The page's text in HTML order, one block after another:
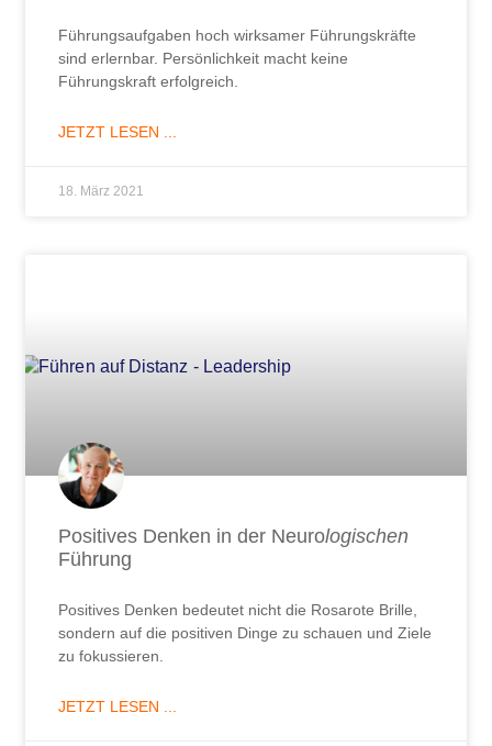
Führungsaufgaben hoch wirksamer Führungskräfte
sind erlernbar. Persönlichkeit macht keine
Führungskraft erfolgreich.
JETZT LESEN ...
18. März 2021
Positives Denken in der Neurologischen
Führung
Positives Denken bedeutet nicht die Rosarote Brille,
sondern auf die positiven Dinge zu schauen und Ziele
zu fokussieren.
JETZT LESEN ...